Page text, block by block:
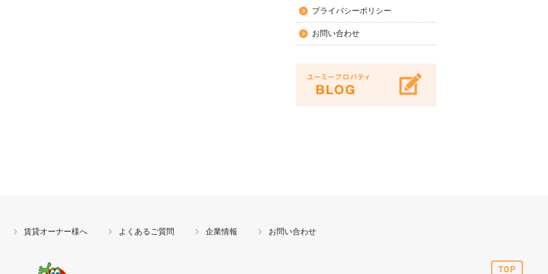
プライバシーポリシー
お問い合わせ
賃貸オーナー様へ よくあるご質問 企業情報 お問い合わせ